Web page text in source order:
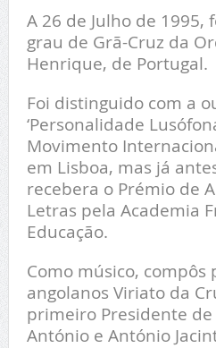
A 26 de Julho de 1995,
grau de Grã-Cruz da
Henrique, de Portugal.
Foi distinguido com a
‘Personalidade
Movimento
em Lisboa, mas já
recebera o Prémio de
Letras pela Academia
Educação.
Como músico, compôs
angolanos Viriato da
primeiro Presidente de
António e António